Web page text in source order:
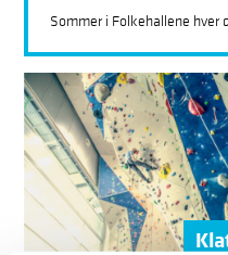
Sommer i Folkehallene hver